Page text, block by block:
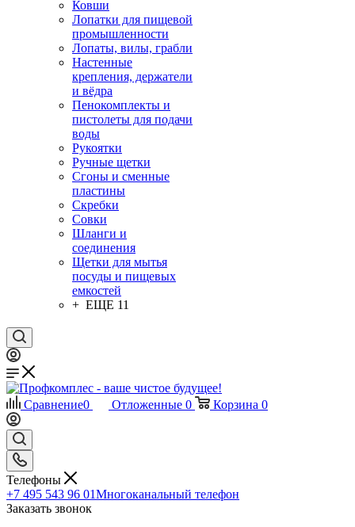
Ковши
Лопатки для пищевой
промышленности
Лопаты, вилы, грабли
Настенные
крепления, держатели
и вёдра
Пенокомплекты и
пистолеты для подачи
воды
Рукоятки
Ручные щетки
Сгоны и сменные
пластины
Скребки
Совки
Шланги и
соединения
Щетки для мытья
посуды и пищевых
емкостей
+ ЕЩЕ 11
Сравнение0 Отложенные 0 Корзина 0
Телефоны
+7 495 543 96 01Многоканальный телефон
Заказать звонок